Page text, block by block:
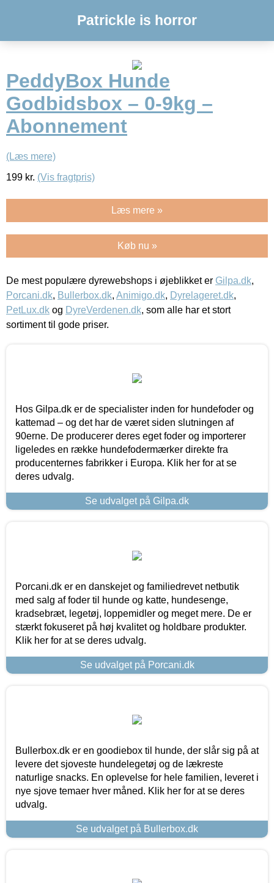
Patrickle is horror
PeddyBox Hunde
Godbidsbox – 0-9kg –
Abonnement
(Læs mere)
199 kr. (Vis fragtpris)
Læs mere »
Køb nu »
De mest populære dyrewebshops i øjeblikket er Gilpa.dk,
Porcani.dk, Bullerbox.dk, Animigo.dk, Dyrelageret.dk,
PetLux.dk og DyreVerdenen.dk, som alle har et stort
sortiment til gode priser.
Hos Gilpa.dk er de specialister inden for hundefoder og
kattemad – og det har de været siden slutningen af
90erne. De producerer deres eget foder og importerer
ligeledes en række hundefodermærker direkte fra
producenternes fabrikker i Europa. Klik her for at se
deres udvalg.
Se udvalget på Gilpa.dk
Porcani.dk er en danskejet og familiedrevet netbutik
med salg af foder til hunde og katte, hundesenge,
kradsebræt, legetøj, loppemidler og meget mere. De er
stærkt fokuseret på høj kvalitet og holdbare produkter.
Klik her for at se deres udvalg.
Se udvalget på Porcani.dk
Bullerbox.dk er en goodiebox til hunde, der slår sig på at
levere det sjoveste hundelegetøj og de lækreste
naturlige snacks. En oplevelse for hele familien, leveret i
nye sjove temaer hver måned. Klik her for at se deres
udvalg.
Se udvalget på Bullerbox.dk